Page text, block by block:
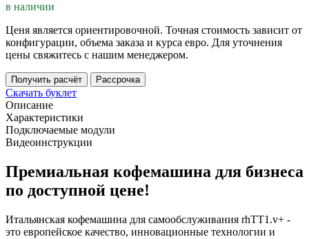
в наличии
Ценя является ориентировочной. Точная стоимость зависит от
конфигурации, объема заказа и курса евро. Для уточнения
цены свяжитесь с нашим менеджером.
Получить расчёт Рассрочка
Скачать буклет
Описание
Характеристики
Подключаемые модули
Видеоинструкции
Премиальная кофемашина для бизнеса
по доступной цене!
Итальянская кофемашина для самообслуживания rhTT1.v+ -
это европейское качество, инновационные технологии и